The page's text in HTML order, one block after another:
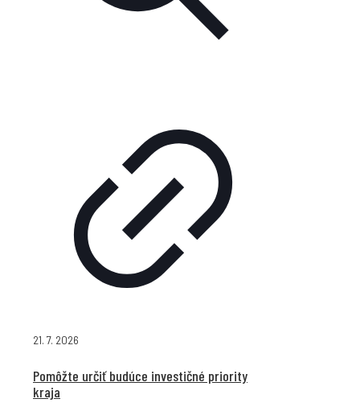
21. 7. 2026
Pomôžte určiť budúce investičné priority
kraja